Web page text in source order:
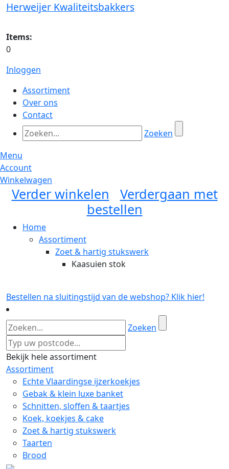
Herweijer Kwaliteitsbakkers
Items:
0
Inloggen
Assortiment
Over ons
Contact
Zoeken
Menu
Account
Winkelwagen
Verder winkelen
Verdergaan met
bestellen
Home
Assortiment
Zoet & hartig stukswerk
Kaasuien stok
Bestellen na sluitingstijd van de webshop? Klik hier!
Zoeken
Bekijk hele assortiment
Assortiment
Echte Vlaardingse ijzerkoekjes
Gebak & klein luxe banket
Schnitten, sloffen & taartjes
Koek, koekjes & cake
Zoet & hartig stukswerk
Taarten
Brood